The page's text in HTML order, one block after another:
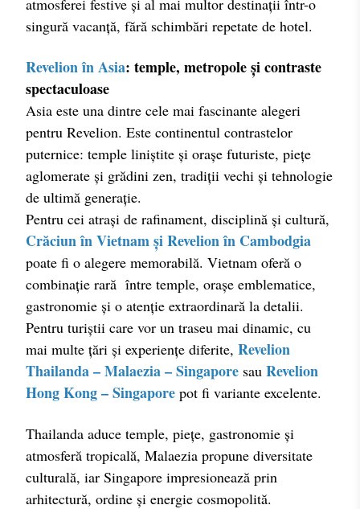
singură vacanță, fără schimbări repetate de hotel.
Revelion în Asia: temple, metropole și contraste
spectaculoase
Asia este una dintre cele mai fascinante alegeri
pentru Revelion. Este continentul contrastelor
puternice: temple liniștite și orașe futuriste, piețe
aglomerate și grădini zen, tradiții vechi și tehnologie
de ultimă generație.
Pentru cei atrași de rafinament, disciplină și cultură,
Crăciun în Vietnam și Revelion în Cambodgia
poate fi o alegere memorabilă. Vietnam oferă o
combinație rară între temple, orașe emblematice,
gastronomie și o atenție extraordinară la detalii.
Pentru turiștii care vor un traseu mai dinamic, cu
mai multe țări și experiențe diferite, Revelion
Thailanda – Malaezia – Singapore sau Revelion
Hong Kong – Singapore pot fi variante excelente.
Thailanda aduce temple, piețe, gastronomie și
atmosferă tropicală, Malaezia propune diversitate
culturală, iar Singapore impresionează prin
arhitectură, ordine și energie cosmopolită.